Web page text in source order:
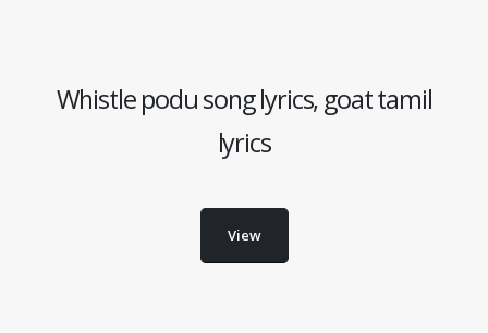
Whistle podu song lyrics, goat tamil
lyrics
View